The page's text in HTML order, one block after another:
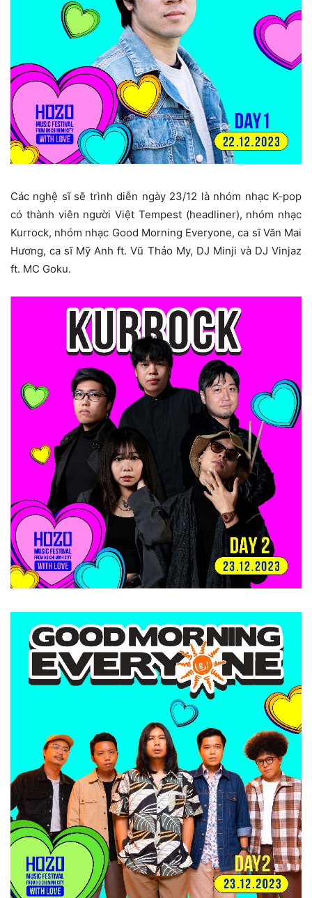
Các nghệ sĩ sẽ trình diễn ngày 23/12 là nhóm nhạc K-pop
có thành viên người Việt Tempest (headliner), nhóm nhạc
Kurrock, nhóm nhạc Good Morning Everyone, ca sĩ Văn Mai
Hương, ca sĩ Mỹ Anh ft. Vũ Thảo My, DJ Minji và DJ Vinjaz
ft. MC Goku.